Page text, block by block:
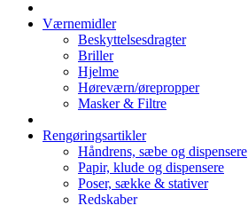
Værnemidler
Beskyttelsesdragter
Briller
Hjelme
Høreværn/ørepropper
Masker & Filtre
Rengøringsartikler
Håndrens, sæbe og dispensere
Papir, klude og dispensere
Poser, sække & stativer
Redskaber